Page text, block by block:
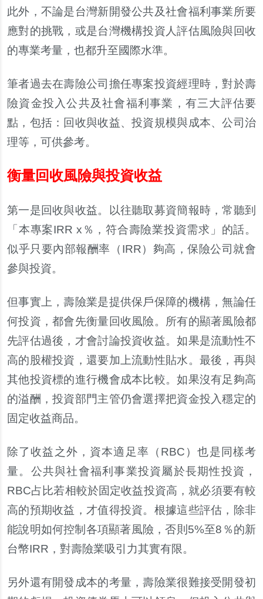
此外，不論是台灣新開發公共及社會福利事業所要
應對的挑戰，或是台灣機構投資人評估風險與回收
的專業考量，也都升至國際水準。
筆者過去在壽險公司擔任專案投資經理時，對於壽
險資金投入公共及社會福利事業，有三大評估要
點，包括：回收與收益、投資規模與成本、公司治
理等，可供參考。
衡量回收風險與投資收益
第一是回收與收益。以往聽取募資簡報時，常聽到
「本專案IRR x ％，符合壽險業投資需求」的話。
似乎只要內部報酬率（ IRR） 夠高，保險公司就會
參與投資。
但事實上，壽險業是提供保戶保障的機構，無論任
何投資，都會先衡量回收風險。所有的顯著風險都
先評估過後，才會討論投資收益。如果是流動性不
高的股權投資，還要加上流動性貼水。最後，再與
其他投資標的進行機會成本比較。如果沒有足夠高
的溢酬，投資部門主管仍會選擇把資金投入穩定的
固定收益商品。
除了收益之外，資本適足率（ RBC ）也是同樣考
量。公共與社會福利事業投資屬於長期性投資，
RBC占比若相較於固定收益投資高，就必須要有較
高的預期收益，才值得投資。根據這些評估，除非
能說明如何控制各項顯著風險，否則 5%至8 ％的新
台幣IRR ，對壽險業吸引力其實有限。
另外還有開發成本的考量，壽險業很難接受開發初